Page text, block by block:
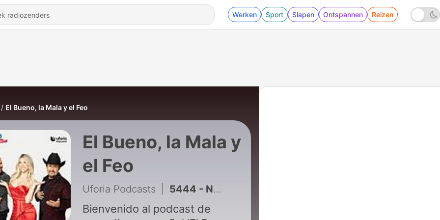
Werken Sport Slapen Ontspannen Reizen
El Bueno, la Mala y el Feo
El Bueno, la Mala y
el Feo
Uforia Podcasts 5444 - Nunca te metas con un mesero o pagarás tu comida más cara
Bienvenido al podcast de